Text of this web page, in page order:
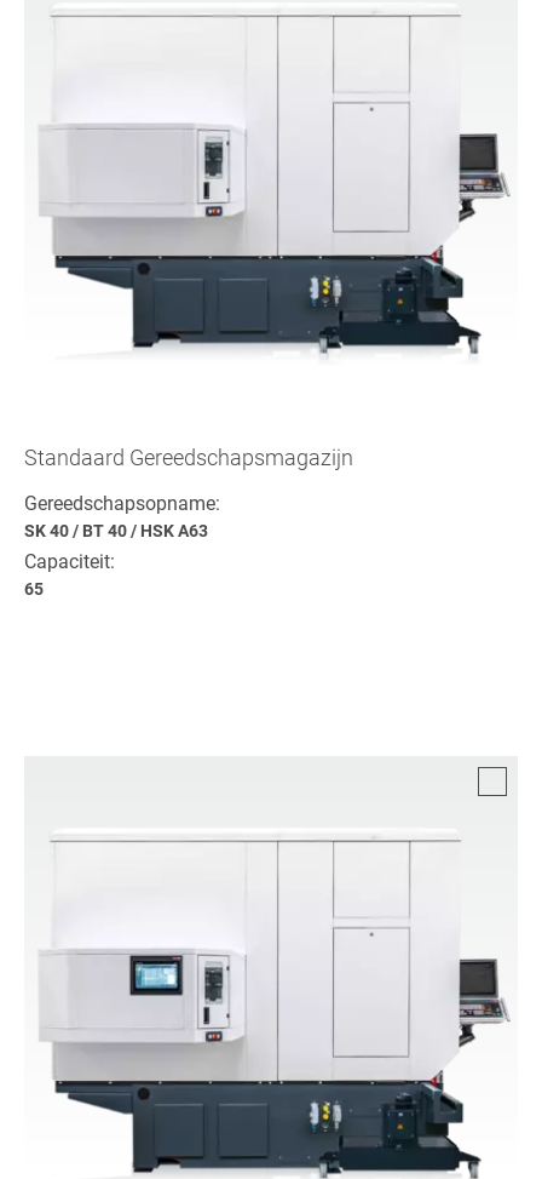
Standaard Gereedschapsmagazijn
Gereedschapsopname:
SK 40/ BT 40/ HSK A63
Capaciteit:
65